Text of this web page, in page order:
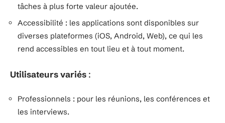
tâches à plus forte valeur ajoutée.
Accessibilité : les applications sont disponibles sur
diverses plateformes (iOS, Android, Web), ce qui les
rend accessibles en tout lieu et à tout moment.
Utilisateurs variés :
Professionnels : pour les réunions, les conférences et
les interviews.